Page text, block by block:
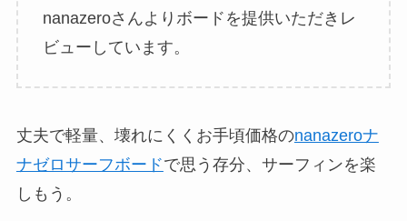
nanazeroさんよりボードを提供いただきレ
ビューしています。
丈夫で軽量、壊れにくくお手頃価格のnanazeroナ
ナゼロサーフボードで思う存分、サーフィンを楽
しもう。